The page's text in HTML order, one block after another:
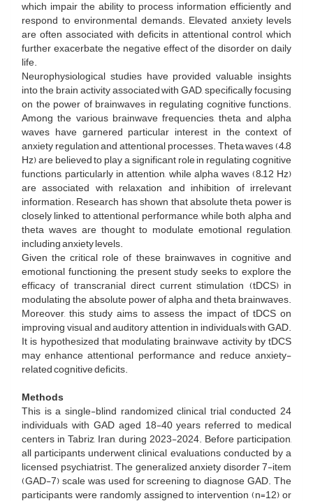
which impair the ability to process information efficiently and
respond to environmental demands. Elevated anxiety levels
are often associated with deficits in attentional control, which
further exacerbate the negative effect of the disorder on daily
life.
Neurophysiological studies have provided valuable insights
into the brain activity associated with GAD, specifically focusing
on the power of brainwaves in regulating cognitive functions.
Among the various brainwave frequencies, theta and alpha
waves have garnered particular interest in the context of
anxiety regulation and attentional processes. Theta waves (4–8
Hz) are believed to play a significant role in regulating cognitive
functions, particularly in attention, while alpha waves (8–12 Hz)
are associated with relaxation and inhibition of irrelevant
information. Research has shown that absolute theta power is
closely linked to attentional performance, while both alpha and
theta waves are thought to modulate emotional regulation,
including anxiety levels.
Given the critical role of these brainwaves in cognitive and
emotional functioning, the present study seeks to explore the
efficacy of transcranial direct current stimulation (tDCS) in
modulating the absolute power of alpha and theta brainwaves.
Moreover, this study aims to assess the impact of tDCS on
improving visual and auditory attention in individuals with GAD.
It is hypothesized that modulating brainwave activity by tDCS
may enhance attentional performance and reduce anxiety-
related cognitive deficits.
Methods
This is a single-blind randomized clinical trial conducted 24
individuals with GAD aged 18-40 years referred to medical
centers in Tabriz, Iran, during 2023-2024. Before participation,
all participants underwent clinical evaluations conducted by a
licensed psychiatrist. The generalized anxiety disorder 7-item
(GAD-7) scale was used for screening to diagnose GAD. The
participants were randomly assigned to intervention (n=12) or